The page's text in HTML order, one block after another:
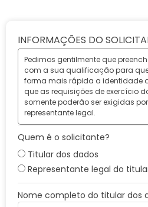
INFORMAÇÕES DO
Pedimos gentilmente que
com a sua qualificação para
forma mais rápida a identidade
que as requisições de exercício
somente poderão ser exigidas
representante legal.
Quem é o solicitante?
Titular dos dados
Representante legal do
Nome completo do titular dos